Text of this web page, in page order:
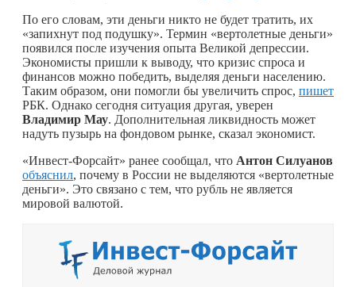
По его словам, эти деньги никто не будет тратить, их
«запихнут под подушку». Термин «вертолетные деньги»
появился после изучения опыта Великой депрессии.
Экономисты пришли к выводу, что кризис спроса и
финансов можно победить, выделяя деньги населению.
Таким образом, они помогли бы увеличить спрос, пишет
РБК. Однако сегодня ситуация другая, уверен
Владимир Мау. Дополнительная ликвидность может
надуть пузырь на фондовом рынке, сказал экономист.
«Инвест-Форсайт» ранее сообщал, что Антон Силуанов
объяснил, почему в России не выделяются «вертолетные
деньги». Это связано с тем, что рубль не является
мировой валютой.